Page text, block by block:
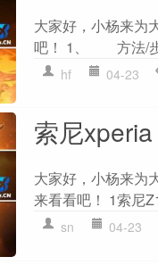
大家好，小杨来为
吧！ 1、 方法/步
hf 04-23
索尼xperia
大家好，小杨来为
来看看吧！ 1索尼
sn 04-23